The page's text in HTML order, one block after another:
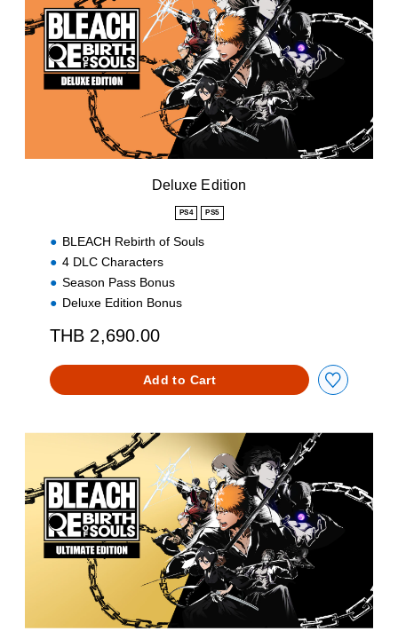
u
x
o
Deluxe Edition
PS4 PS5
BLEACH Rebirth of Souls
4 DLC Characters
Season Pass Bonus
Deluxe Edition Bonus
THB 2,690.00
Add to Cart
i
m
t